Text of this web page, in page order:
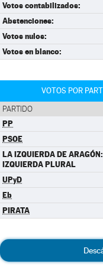
Votos contabilizados:
Abstenciones:
Votos nulos:
Votos en blanco:
VOTOS POR
PARTIDO
PP
PSOE
LA IZQUIERDA DE
IZQUIERDA PLURAL
UPyD
Eb
PIRATA